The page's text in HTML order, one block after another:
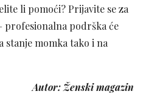
li pomoći? Prijavite se za
profesionalna podrška će
stanje momka tako i na
Autor: Ženski magazin